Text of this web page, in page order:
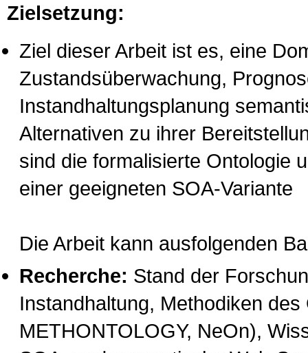
Zielsetzung:
Ziel dieser Arbeit ist es, eine
Zustandsüberwachung,
Instandhaltungsplanung
Alternativen zu ihrer
sind die formalisierte Ontologie
einer geeigneten SOA-Variante
Die Arbeit kann ausfolgenden
Recherche: Stand der
Instandhaltung, Methodiken
METHONTOLOGY, NeOn),